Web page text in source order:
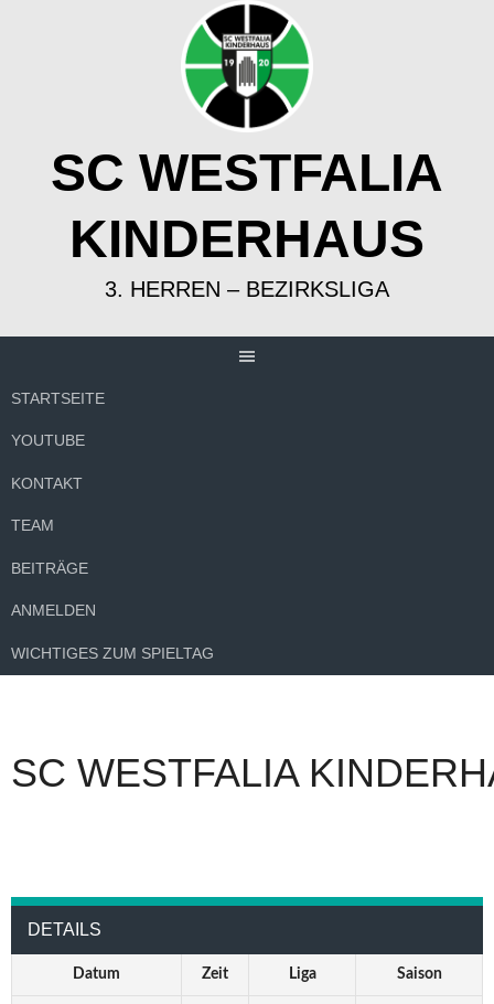
SC WESTFALIA
KINDERHAUS
3. HERREN – BEZIRKSLIGA
STARTSEITE
YOUTUBE
KONTAKT
TEAM
BEITRÄGE
ANMELDEN
WICHTIGES ZUM SPIELTAG
SC WESTFALIA
DETAILS
Datum Zeit Liga Saison